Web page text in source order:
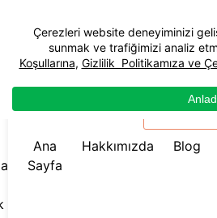
☰ Menü
Ana
Sayfa
Hakkımızda Blog